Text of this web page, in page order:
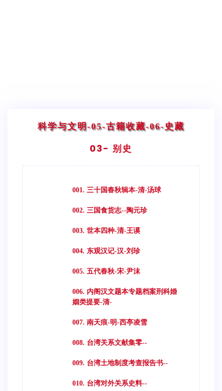
科学与文明-05-古籍收藏-06-史藏
03- 别史
001. 三十国春秋辑本-清-汤球
002. 三国食货志--陶元珍
003. 世本四种-清-王谟
004. 东观汉记-汉-刘珍
005. 五代春秋-宋-尹沫
006. 内阁汉文题本专题档案刑科婚
姻类提要-清-
007. 南天痕-明-西亭凌雪
008. 台湾关系文献集零--
009. 台湾土地制度考查报告书--
010. 台湾对外关系史料--